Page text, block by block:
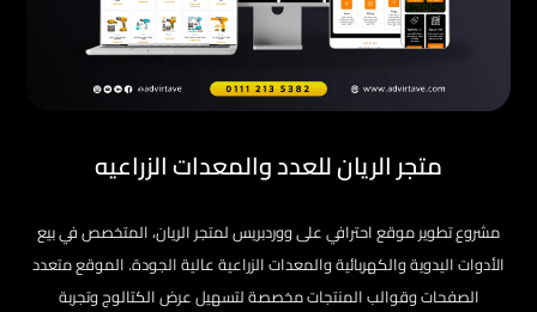
متجر الريان للعدد والمعدات الزراعيه
مشروع تطوير موقع احترافي على ووردبريس لمتجر الريان، المتخصص في بيع
الأدوات اليدوية والكهربائية والمعدات الزراعية عالية الجودة. الموقع متعدد
الصفحات وقوالب المنتجات مخصصة لتسهيل عرض الكتالوج وتجربة